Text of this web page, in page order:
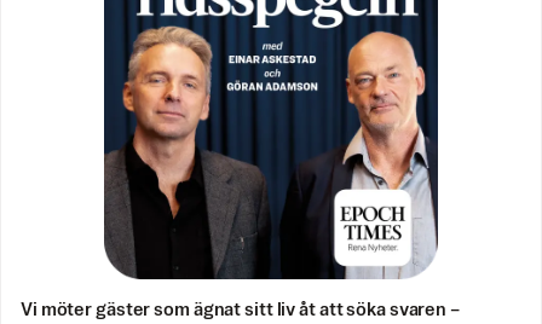
Vi möter gäster som ägnat sitt liv åt att söka svaren –